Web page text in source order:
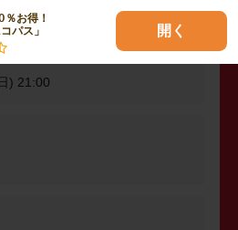
お得！
パス」
開く
) 21:00
) 21:00